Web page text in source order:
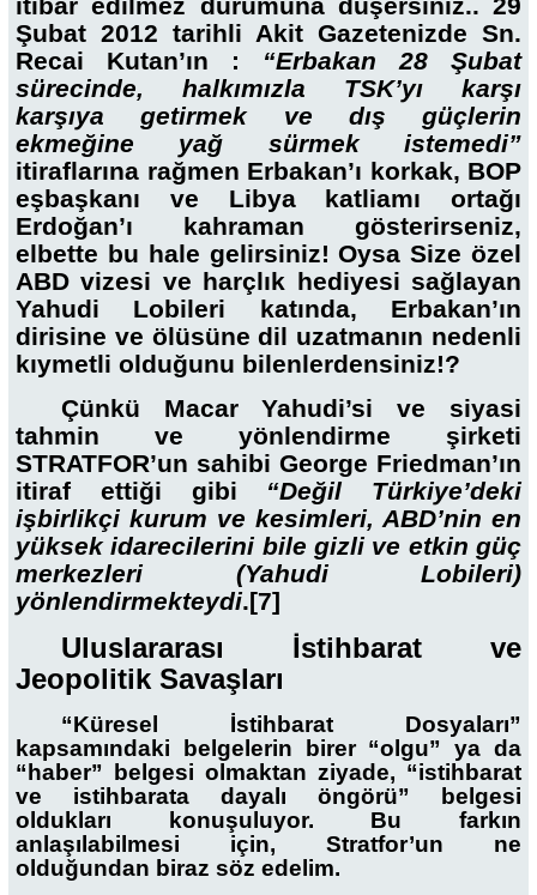
Şubat 2012 tarihli Akit Gazetenizde Sn.
Recai Kutan’ın : “Erbakan 28 Şubat
sürecinde, halkımızla TSK’yı karşı
karşıya getirmek ve dış güçlerin
ekmeğine yağ sürmek istemedi”
itiraflarına rağmen Erbakan’ı korkak, BOP
eşbaşkanı ve Libya katliamı ortağı
Erdoğan’ı kahraman gösterirseniz,
elbette bu hale gelirsiniz! Oysa Size özel
ABD vizesi ve harçlık hediyesi sağlayan
Yahudi Lobileri katında, Erbakan’ın
dirisine ve ölüsüne dil uzatmanın nedenli
kıymetli olduğunu bilenlerdensiniz!?
Çünkü Macar Yahudi’si ve siyasi
tahmin ve yönlendirme şirketi
STRATFOR’un sahibi George Friedman’ın
itiraf ettiği gibi “Değil Türkiye’deki
işbirlikçi kurum ve kesimleri, ABD’nin en
yüksek idarecilerini bile gizli ve etkin güç
merkezleri (Yahudi Lobileri)
yönlendirmekteydi.[7]
Uluslararası İstihbarat ve
Jeopolitik Savaşları
“Küresel İstihbarat Dosyaları”
kapsamındaki belgelerin birer “olgu” ya da
“haber” belgesi olmaktan ziyade, “istihbarat
ve istihbarata dayalı öngörü” belgesi
oldukları konuşuluyor. Bu farkın
anlaşılabilmesi için, Stratfor’un ne
olduğundan biraz söz edelim.